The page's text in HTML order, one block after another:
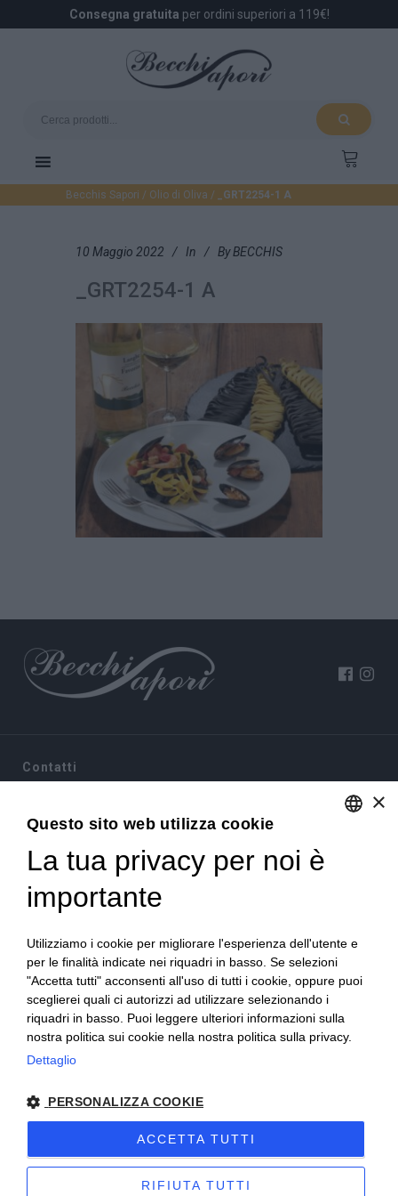
Consegna gratuita per ordini superiori a 119€!
Becchis Sapori / Olio di Oliva / _GRT2254-1 A
10 Maggio 2022 In By BECCHIS
_GRT2254-1 A
Contatti
10022 Carmagnola(TO)
+39 380 6441674
info@becchisapori.it
Informazioni
Home
Chi siamo
Condizioni di vendita
Diritto di recesso
Modalità pagamento
Spedizioni e consegne
Supporto e assistenza
Imballi antirottura
Contatti
×
Questo sito web utilizza cookie
La tua privacy per noi è
importante
Utilizziamo i cookie per migliorare l'esperienza dell'utente e
per le finalità indicate nei riquadri in basso. Se selezioni
"Accetta tutti" acconsenti all'uso di tutti i cookie, oppure puoi
sceglierei quali ci autorizzi ad utilizzare selezionando i
riquadri in basso. Puoi leggere ulteriori informazioni sulla
nostra politica sui cookie nella nostra politica sulla privacy.
Dettaglio
PERSONALIZZA COOKIE
ACCETTA TUTTI
RIFIUTA TUTTI